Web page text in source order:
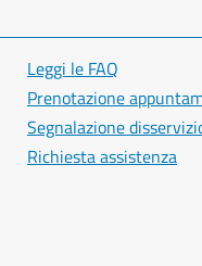
Leggi le FAQ
Prenotazione
Segnalazione
Richiesta assistenza